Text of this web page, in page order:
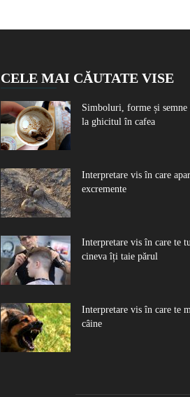
CELE MAI CĂUTATE VISE
Simboluri, forme și semne
la ghicitul în cafea
Interpretare vis în care apar
excremente
Interpretare vis în care te
cineva îți taie părul
Interpretare vis în care te
câine